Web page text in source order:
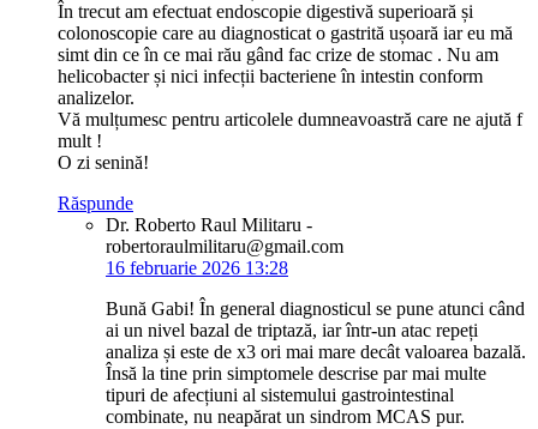
În trecut am efectuat endoscopie digestivă superioară și
colonoscopie care au diagnosticat o gastrită ușoară iar eu mă
simt din ce în ce mai rău gând fac crize de stomac . Nu am
helicobacter și nici infecții bacteriene în intestin conform
analizelor.
Vă mulțumesc pentru articolele dumneavoastră care ne ajută f
mult !
O zi senină!
Răspunde
Dr. Roberto Raul Militaru -
robertoraulmilitaru@gmail.com
16 februarie 2026 13:28
Bună Gabi! În general diagnosticul se pune atunci când
ai un nivel bazal de triptază, iar într-un atac repeți
analiza și este de x3 ori mai mare decât valoarea bazală.
Însă la tine prin simptomele descrise par mai multe
tipuri de afecțiuni al sistemului gastrointestinal
combinate, nu neapărat un sindrom MCAS pur.